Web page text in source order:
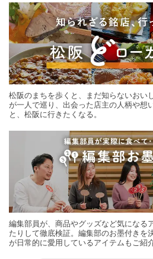
松阪のまちを歩くと、まだ知らないおい
が一人で巡り、出会った店主の人柄や想
と、松阪に行きたくなる。
編集部員が、商品やグッズなど気になる
たりして徹底検証。編集部のお墨付きを
が日常的に愛用しているアイテムもご紹